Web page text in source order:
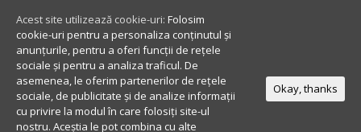
Acest site utilizează cookie-uri: Folosim
cookie-uri pentru a personaliza conținutul și
anunțurile, pentru a oferi funcții de rețele
sociale și pentru a analiza traficul. De
asemenea, le oferim partenerilor de rețele
sociale, de publicitate și de analize informații
cu privire la modul în care folosiți site-ul
nostru. Aceștia le pot combina cu alte
Okay, thanks